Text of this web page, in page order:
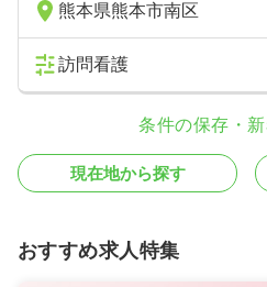
熊本県熊本市南区
訪問看護
条件の保存・
現在地から探す
おすすめ求人特集